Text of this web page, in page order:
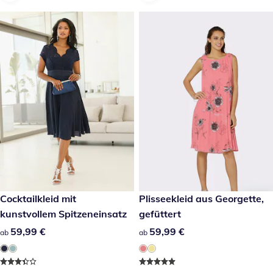
59,99 €
Cocktailkleid mit
kunstvollem Spitzeneinsatz
59,99 €
ab 59,99 €
59,99 €
Plisseekleid aus Georgette,
gefüttert
59,99 €
ab 59,99 €